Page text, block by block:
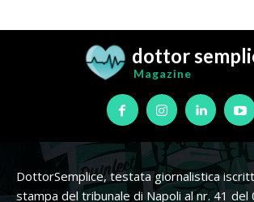
dottor
Magazine
DottorSemplice, testata giornalistica
stampa del tribunale di Napoli al nr. 41 del